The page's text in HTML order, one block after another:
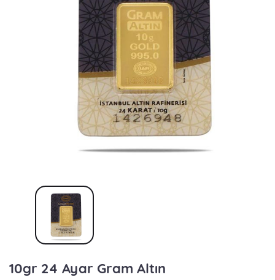
10gr 24 Ayar Gram Altın